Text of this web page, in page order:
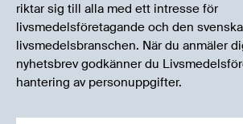
riktar sig till alla med ett intresse för
livsmedelsföretagande och den svenska
livsmedelsbranschen. När du anmäler
nyhetsbrev godkänner du
hantering av personuppgifter.